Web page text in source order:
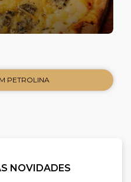
PETROLINA
NOVIDADES